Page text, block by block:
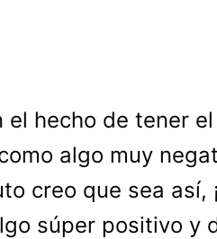
el hecho de tener el
algo muy
creo que sea así,
súper positivo y